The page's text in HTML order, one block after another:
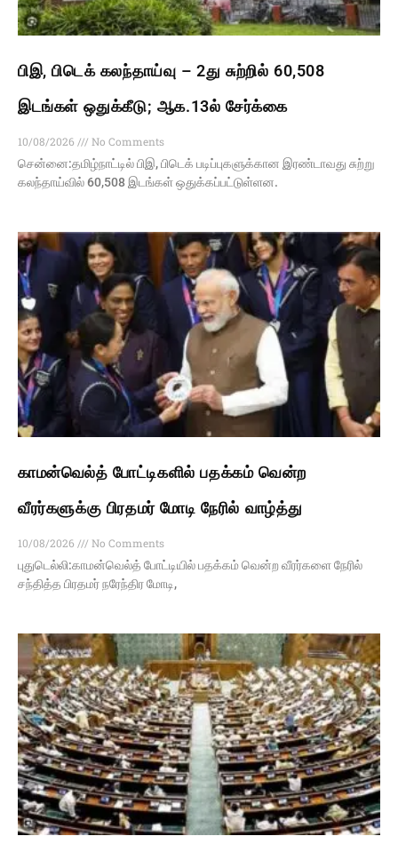
பிஇ, பிடெக் கலந்தாய்வு – 2து சுற்றில் 60,508
இடங்கள் ஒதுக்கீடு; ஆக.13ல் சேர்க்கை
10/08/2026
No Comments
சென்னை:தமிழ்நாட்டில் பிஇ, பிடெக் படிப்புகளுக்கான இரண்டாவது சுற்று
கலந்தாய்வில் 60,508 இடங்கள் ஒதுக்கப்பட்டுள்ளன.
காமன்வெல்த் போட்டிகளில் பதக்கம் வென்ற
வீரர்களுக்கு பிரதமர் மோடி நேரில் வாழ்த்து
10/08/2026
No Comments
புதுடெல்லி:காமன்வெல்த் போட்டியில் பதக்கம் வென்ற வீரர்களை நேரில்
சந்தித்த பிரதமர் நரேந்திர மோடி,